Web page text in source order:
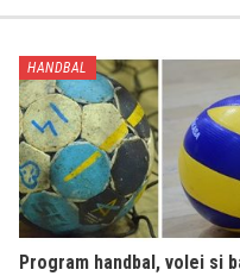
HANDBAL
Program handbal, volei si